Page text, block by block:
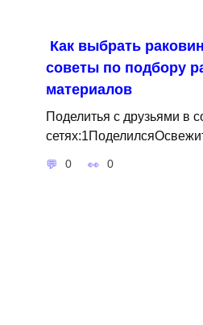
Как выбрать
советы по подбору
материалов
Поделитья с друзьями в
0 0